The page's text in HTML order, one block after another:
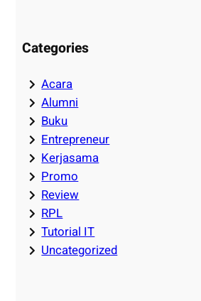
Categories
Acara
Alumni
Buku
Entrepreneur
Kerjasama
Promo
Review
RPL
Tutorial IT
Uncategorized